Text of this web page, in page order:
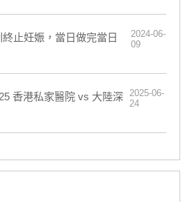
止妊娠，當日做完當日
2024-06-
09
香港私家醫院 vs 大陸深
2025-06-
24